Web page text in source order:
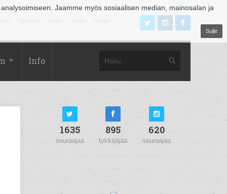
Jaamme myös sosiaalisen median, mainosalan ja
Sulje
Info
1635
seuraajaa
895
tykkääjää
620
seuraajaa